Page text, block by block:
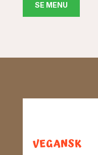
SE MENU
VEGANSK